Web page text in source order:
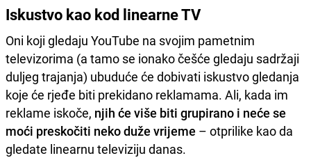
Iskustvo kao kod linearne TV
Oni koji gledaju YouTube na svojim pametnim
televizorima (a tamo se ionako češće gledaju sadržaji
duljeg trajanja) ubuduće će dobivati iskustvo gledanja
koje će rjeđe biti prekidano reklamama. Ali, kada im
reklame iskoče, njih će više biti grupirano i neće se
moći preskočiti neko duže vrijeme – otprilike kao da
gledate linearnu televiziju danas.